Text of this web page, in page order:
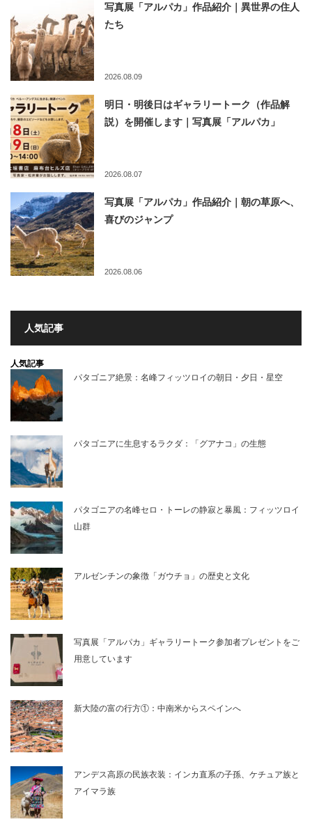
写真展「アルパカ」作品紹介｜異世界の住人
たち
2026.08.09
明日・明後日はギャラリートーク（作品解
説）を開催します｜写真展「アルパカ」
2026.08.07
写真展「アルパカ」作品紹介｜朝の草原へ、
喜びのジャンプ
2026.08.06
人気記事
人気記事
パタゴニア絶景：名峰フィッツロイの朝日・夕日・星空
パタゴニアに生息するラクダ：「グアナコ」の生態
パタゴニアの名峰セロ・トーレの静寂と暴風：フィッツロイ
山群
アルゼンチンの象徴「ガウチョ」の歴史と文化
写真展「アルパカ」ギャラリートーク参加者プレゼントをご
用意しています
新大陸の富の行方①：中南米からスペインへ
アンデス高原の民族衣装：インカ直系の子孫、ケチュア族と
アイマラ族